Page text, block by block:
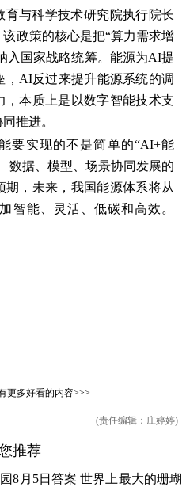
育与科学技术研究院执行院长
政策的核心是把“算力需求增
入国家战略统筹。能源为AI提
，AI反过来提升能源系统的调
，本质上是以数字智能技术支
推进。
要实现的不是简单的“AI+能
数据、模型、场景协同发展的
期，未来，我国能源体系将从
智能、灵活、低碳和高效。
更多好看的内容>>>
(责任编辑：庄婷婷)
推荐
8月5日答案 世界上最大的珊瑚